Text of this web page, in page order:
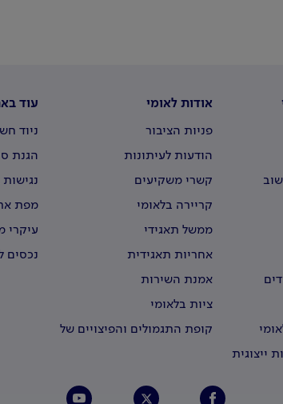
ייצוגית
אודות לאומי
פניות הציבור
הודעות לעיתונות
קשרי משקיעים
קריירה בלאומי
ממשל תאגידי
אחריות תאגידית
אמנת השירות
ציות בלאומי
קופת התגמולים והפיצויים של
עוד
ניוד
הגנת
נגישות
מפת
עיקרי
נכסים